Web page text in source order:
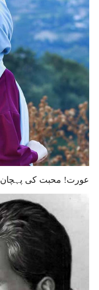
عورت! محبت کی پہچان